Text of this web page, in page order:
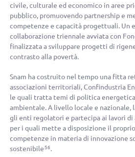
civile, culturale ed economico in aree
pubblico, promuovendo partnership e
competenze e capacità progettuali. Un
collaborazione triennale avviata con
finalizzata a sviluppare progetti di
contrasto alla povertà.
Snam ha costruito nel tempo una fitta
associazioni territoriali, Confindustria
le quali tratta temi di politica
ambientale. A livello locale e nazionale,
gli enti regolatori e partecipa ai lavori di
per i quali mette a disposizione il
competenze in materia di innovazione
sostenibile56.